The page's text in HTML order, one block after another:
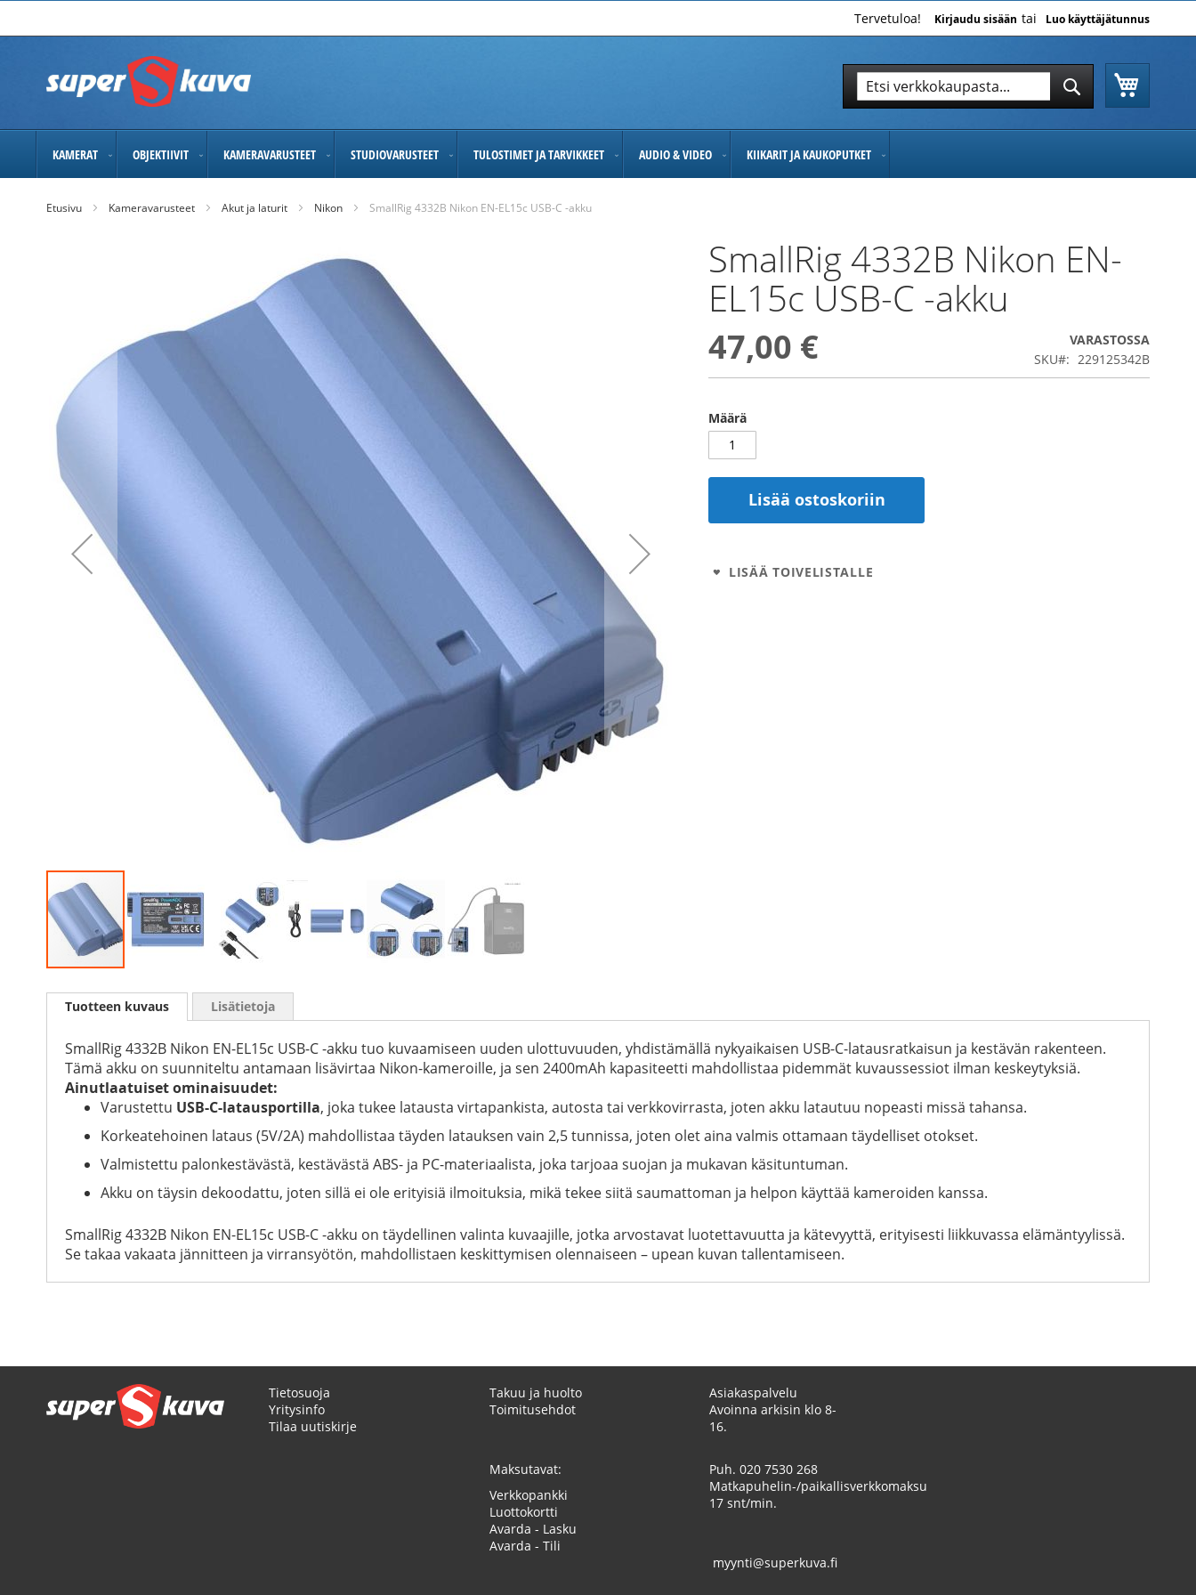
to
Tervetuloa! Kirjaudu sisään Luo käyttäjätunnus
Hae
KAMERAT OBJEKTIIVIT KAMERAVARUSTEET STUDIOVARUSTEET TULOSTIMET JA TARVIKKEET AUDIO & VIDEO KIIKARIT JA KAUKOPUTKET
Etusivu Kameravarusteet Akut ja laturit Nikon SmallRig 4332B Nikon EN-EL15c USB-C -akku
SmallRig 4332B Nikon EN-
EL15c USB-C -akku
47,00 €
VARASTOSSA
SKU
229125342B
Määrä
Lisää ostoskoriin
LISÄÄ TOIVELISTALLE
to
images
gallery
Tuotteen kuvaus
SmallRig 4332B Nikon EN-EL15c USB-C -akku tuo kuvaamiseen uuden ulottuvuuden, yhdistämällä nykyaikaisen USB-C-latausratkaisun ja kestävän rakenteen.
Tämä akku on suunniteltu antamaan lisävirtaa Nikon-kameroille, ja sen 2400mAh kapasiteetti mahdollistaa pidemmät kuvaussessiot ilman keskeytyksiä.
Ainutlaatuiset ominaisuudet:
Varustettu USB-C-latausportilla, joka tukee latausta virtapankista, autosta tai verkkovirrasta, joten akku latautuu nopeasti missä tahansa.
Korkeatehoinen lataus (5V/2A) mahdollistaa täyden latauksen vain 2,5 tunnissa, joten olet aina valmis ottamaan täydelliset otokset.
Valmistettu palonkestävästä, kestävästä ABS- ja PC-materiaalista, joka tarjoaa suojan ja mukavan käsituntuman.
Akku on täysin dekoodattu, joten sillä ei ole erityisiä ilmoituksia, mikä tekee siitä saumattoman ja helpon käyttää kameroiden kanssa.
SmallRig 4332B Nikon EN-EL15c USB-C -akku on täydellinen valinta kuvaajille, jotka arvostavat luotettavuutta ja kätevyyttä, erityisesti liikkuvassa elämäntyylissä.
Se takaa vakaata jännitteen ja virransyötön, mahdollistaen keskittymisen olennaiseen – upean kuvan tallentamiseen.
Lisätietoja
Tietosuoja
Yritysinfo
Tilaa uutiskirje
Takuu ja huolto
Toimitusehdot
Maksutavat:
Verkkopankki
Luottokortti
Avarda - Lasku
Avarda - Tili
Asiakaspalvelu
Avoinna arkisin klo 8-
16.
Puh. 020 7530 268
Matkapuhelin-/paikallisverkkomaksu
17 snt/min.
myynti@superkuva.fi